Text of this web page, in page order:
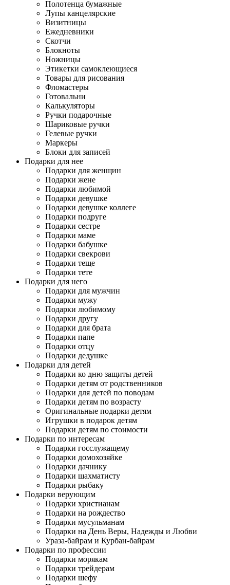
Полотенца бумажные
Лупы канцелярские
Визитницы
Ежедневники
Скотчи
Блокноты
Ножницы
Этикетки самоклеющиеся
Товары для рисования
Фломастеры
Готовальни
Калькуляторы
Ручки подарочные
Шариковые ручки
Гелевые ручки
Маркеры
Блоки для записей
Подарки для нее
Подарки для женщин
Подарки жене
Подарки любимой
Подарки девушке
Подарки девушке коллеге
Подарки подруге
Подарки сестре
Подарки маме
Подарки бабушке
Подарки свекрови
Подарки теще
Подарки тете
Подарки для него
Подарки для мужчин
Подарки мужу
Подарки любимому
Подарки другу
Подарки для брата
Подарки папе
Подарки отцу
Подарки дедушке
Подарки для детей
Подарки ко дню защиты детей
Подарки детям от родственников
Подарки для детей по поводам
Подарки детям по возрасту
Оригинальные подарки детям
Игрушки в подарок детям
Подарки детям по стоимости
Подарки по интересам
Подарки госслужащему
Подарки домохозяйке
Подарки дачнику
Подарки шахматисту
Подарки рыбаку
Подарки верующим
Подарки христианам
Подарки на рождество
Подарки мусульманам
Подарки на День Веры, Надежды и Любви
Ураза-байрам и Курбан-байрам
Подарки по профессии
Подарки морякам
Подарки трейдерам
Подарки шефу